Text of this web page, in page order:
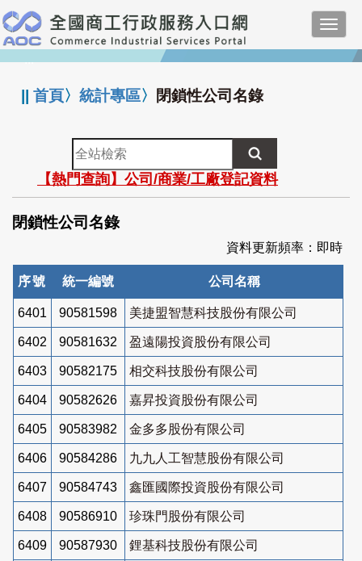
跳
到
主
要
:::
||首頁〉統計專區〉 閉鎖性公司名錄
全
站
檢
索
【熱門查詢】公司/商業/工廠登記資料
閉鎖性公司名錄
資料更新頻率：即時
序號 統一編號 公司名稱
6401 90581598 美捷盟智慧科技股份有限公司
6402 90581632 盈遠陽投資股份有限公司
6403 90582175 相交科技股份有限公司
6404 90582626 嘉昇投資股份有限公司
6405 90583982 金多多股份有限公司
6406 90584286 九九人工智慧股份有限公司
6407 90584743 鑫匯國際投資股份有限公司
6408 90586910 珍珠門股份有限公司
6409 90587930 鋰基科技股份有限公司